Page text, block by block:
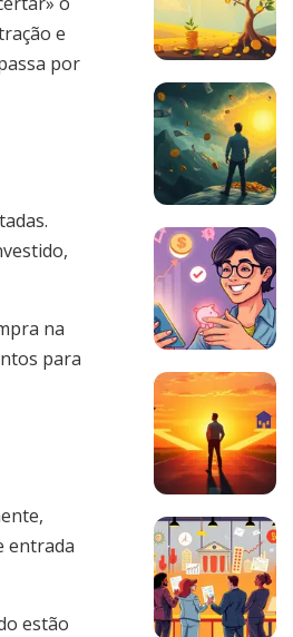
e
por
na
para
entrada
estão